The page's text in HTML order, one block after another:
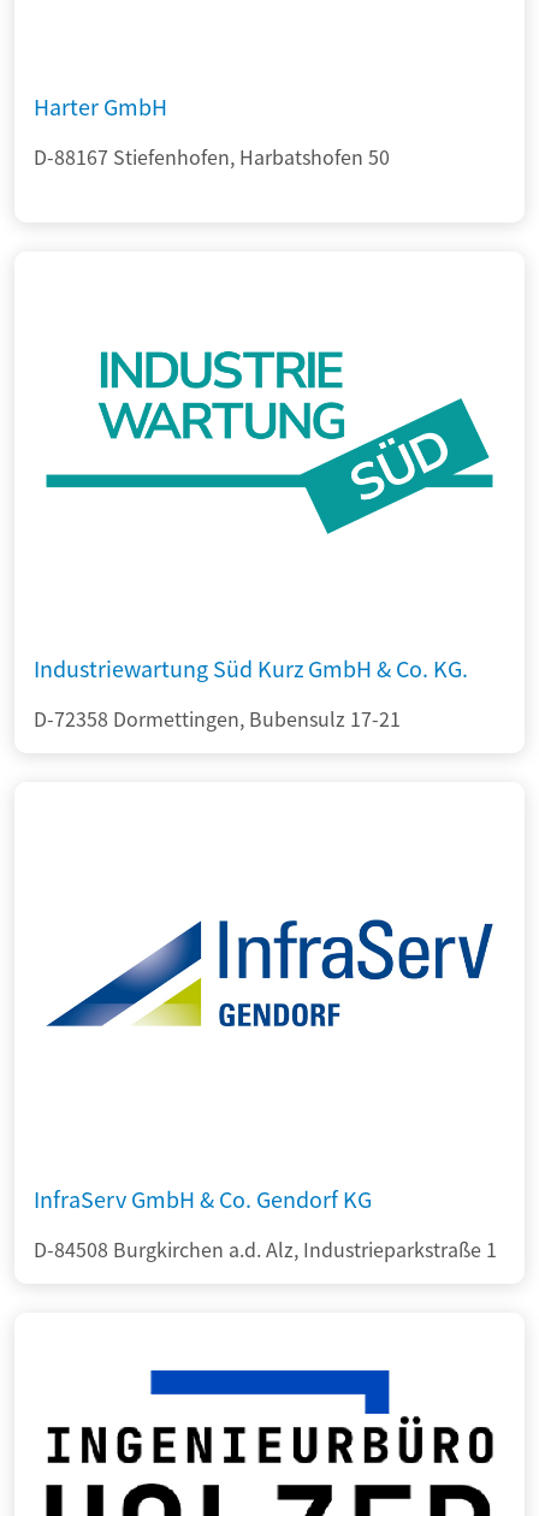
Harter GmbH
D-88167 Stiefenhofen, Harbatshofen 50
Industriewartung Süd Kurz GmbH & Co. KG.
D-72358 Dormettingen, Bubensulz 17-21
InfraServ GmbH & Co. Gendorf KG
D-84508 Burgkirchen a.d. Alz, Industrieparkstraße 1